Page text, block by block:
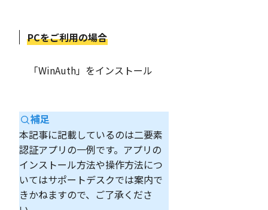
PCをご利用の場合
「WinAuth」をインストール
補足
本記事に記載しているのは二要素
認証アプリの一例です。アプリの
インストール方法や操作方法につ
いてはサポートデスクでは案内で
きかねますので、ご了承くださ